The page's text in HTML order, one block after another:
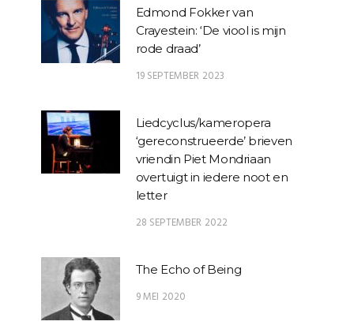
Edmond Fokker van
Crayestein: ‘De viool is mijn
rode draad’
19 SEPTEMBER 2023
Liedcyclus/kameropera
‘gereconstrueerde’ brieven
vriendin Piet Mondriaan
overtuigt in iedere noot en
letter
28 SEPTEMBER 2022
The Echo of Being
9 MEI 2020